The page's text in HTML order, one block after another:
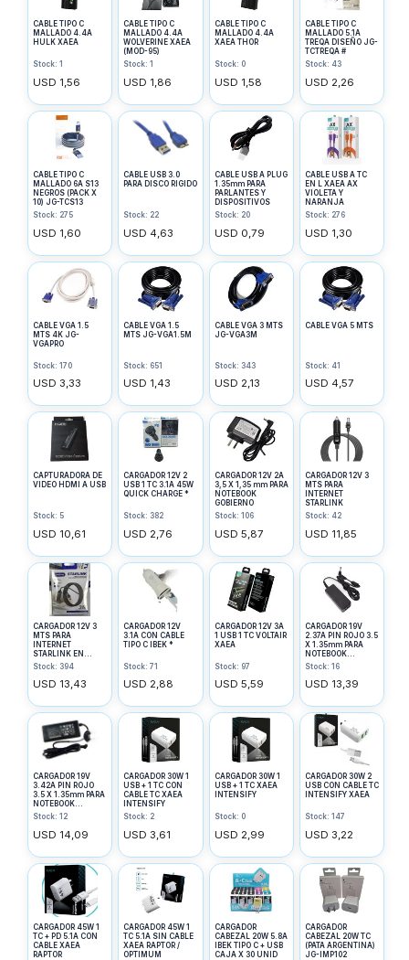
CABLE TIPO C
MALLADO 4.4A
HULK XAEA
Stock: 1
USD 1,56
CABLE TIPO C
MALLADO 4.4A
WOLVERINE XAEA
(MOD-95)
Stock: 1
USD 1,86
CABLE TIPO C
MALLADO 4.4A
XAEA THOR
Stock: 0
USD 1,58
CABLE TIPO C
MALLADO 5.1A
TREQA DISEÑO JG-
TCTREQA #
Stock: 43
USD 2,26
CABLE TIPO C
MALLADO 6A S13
NEGROS (PACK X
10) JG-TCS13
Stock: 275
USD 1,60
CABLE USB 3.0
PARA DISCO RIGIDO
Stock: 22
USD 4,63
CABLE USB A PLUG
1.35mm PARA
PARLANTES Y
DISPOSITIVOS
Stock: 20
USD 0,79
CABLE USB A TC
EN L XAEA AX
VIOLETA Y
NARANJA
Stock: 276
USD 1,30
CABLE VGA 1.5
MTS 4K JG-
VGAPRO
Stock: 170
USD 3,33
CABLE VGA 1.5
MTS JG-VGA1.5M
Stock: 651
USD 1,43
CABLE VGA 3 MTS
JG-VGA3M
Stock: 343
USD 2,13
CABLE VGA 5 MTS
Stock: 41
USD 4,57
CAPTURADORA DE
VIDEO HDMI A USB
Stock: 5
USD 10,61
CARGADOR 12V 2
USB 1 TC 3.1A 45W
QUICK CHARGE *
Stock: 382
USD 2,76
CARGADOR 12V 2A
3,5 X 1,35 mm PARA
NOTEBOOK
GOBIERNO
Stock: 106
USD 5,87
CARGADOR 12V 3
MTS PARA
INTERNET
STARLINK
Stock: 42
USD 11,85
CARGADOR 12V 3
MTS PARA
INTERNET
STARLINK EN
CAJA
Stock: 394
USD 13,43
CARGADOR 12V
3.1A CON CABLE
TIPO C IBEK *
Stock: 71
USD 2,88
CARGADOR 12V 3A
1 USB 1 TC VOLTAIR
XAEA
Stock: 97
USD 5,59
CARGADOR 19V
2.37A PIN ROJO 3.5
X 1.35mm PARA
NOTEBOOK
GOBIERNO
Stock: 16
USD 13,39
CARGADOR 19V
3.42A PIN ROJO
3.5 X 1.35mm PARA
NOTEBOOK
GOBIERNO
Stock: 12
USD 14,09
CARGADOR 30W 1
USB + 1 TC CON
CABLE TC XAEA
INTENSIFY
Stock: 2
USD 3,61
CARGADOR 30W 1
USB + 1 TC XAEA
INTENSIFY
Stock: 0
USD 2,99
CARGADOR 30W 2
USB CON CABLE TC
INTENSIFY XAEA
Stock: 147
USD 3,22
CARGADOR 45W 1
TC + PD 5.1A CON
CABLE XAEA
RAPTOR
CARGADOR 45W 1
TC 5.1A SIN CABLE
XAEA RAPTOR /
OPTIMUM
CARGADOR
CABEZAL 20W 5.8A
IBEK TIPO C + USB
CAJA X 30 UNID
CARGADOR
CABEZAL 20W TC
(PATA ARGENTINA)
JG-IMP102